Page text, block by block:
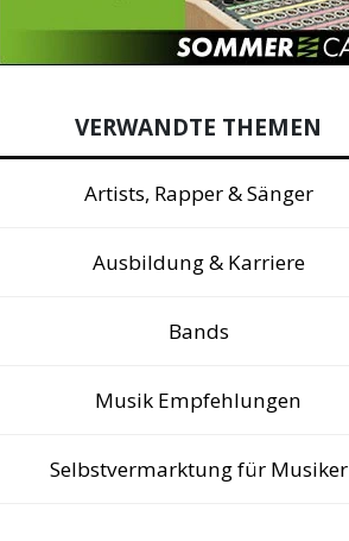
VERWANDTE THEMEN
Artists, Rapper & Sänger
Ausbildung & Karriere
Bands
Musik Empfehlungen
Selbstvermarktung für Musiker